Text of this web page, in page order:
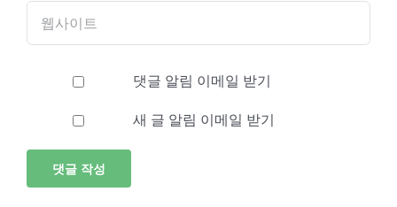
댓글 알림 이메일 받기
새 글 알림 이메일 받기